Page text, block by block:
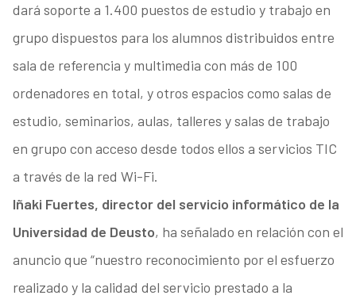
dará soporte a 1.400 puestos de estudio y trabajo en
grupo dispuestos para los alumnos distribuidos entre
sala de referencia y multimedia con más de 100
ordenadores en total, y otros espacios como salas de
estudio, seminarios, aulas, talleres y salas de trabajo
en grupo con acceso desde todos ellos a servicios TIC
a través de la red Wi-Fi.
Iñaki Fuertes, director del servicio informático de la
Universidad de Deusto, ha señalado en relación con el
anuncio que “nuestro reconocimiento por el esfuerzo
realizado y la calidad del servicio prestado a la